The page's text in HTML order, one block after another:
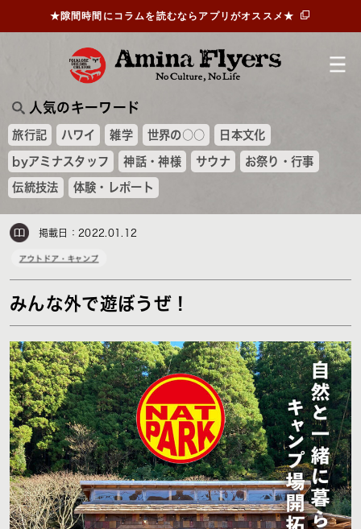
人気のキーワード
旅行記 ハワイ 雑学 世界の○○ 日本文化
byアミナスタッフ 神話・神様 サウナ お祭り・行事
伝統技法 体験・レポート
★隙間時間にコラムを読むならアプリがオススメ★
掲載日：2022.01.12
アウトドア・キャンプ
みんな外で遊ぼうぜ！